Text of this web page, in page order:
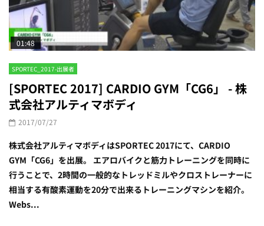
01:48
SPORTEC_2017-出展者
[SPORTEC 2017] CARDIO GYM「CG6」 - 株
式会社アルティマボディ
2017/07/27
株式会社アルティマボディはSPORTEC 2017にて、CARDIO
GYM「CG6」を出展。 エアロバイクと筋力トレーニングを同時に
行うことで、2時間の一般的なトレッドミルやクロストレーナーに
相当する有酸素運動を20分で出来るトレーニングマシンを紹介。
Webs...